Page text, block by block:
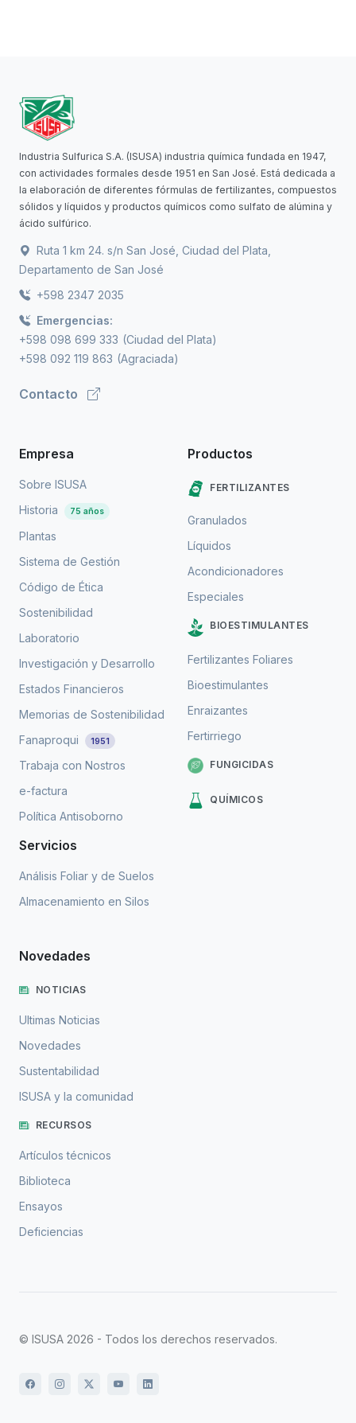
Industria Sulfurica S.A. (ISUSA) industria química fundada en 1947,
con actividades formales desde 1951 en San José. Está dedicada a
la elaboración de diferentes fórmulas de fertilizantes, compuestos
sólidos y líquidos y productos químicos como sulfato de alúmina y
ácido sulfúrico.
Ruta 1 km 24. s/n San José, Ciudad del Plata,
Departamento de San José
+598 2347 2035
Emergencias:
+598 098 699 333 (Ciudad del Plata)
+598 092 119 863 (Agraciada)
Contacto
Empresa
Sobre ISUSA
Historia
75 años
Plantas
Sistema de Gestión
Código de Ética
Sostenibilidad
Laboratorio
Investigación y Desarrollo
Estados Financieros
Memorias de Sostenibilidad
Fanaproqui
1951
Trabaja con Nostros
e-factura
Política Antisoborno
Servicios
Análisis Foliar y de Suelos
Almacenamiento en Silos
Productos
FERTILIZANTES
Granulados
Líquidos
Acondicionadores
Especiales
BIOESTIMULANTES
Fertilizantes Foliares
Bioestimulantes
Enraizantes
Fertirriego
FUNGICIDAS
QUÍMICOS
Novedades
NOTICIAS
Ultimas Noticias
Novedades
Sustentabilidad
ISUSA y la comunidad
RECURSOS
Artículos técnicos
Biblioteca
Ensayos
Deficiencias
© ISUSA 2026 - Todos los derechos reservados.